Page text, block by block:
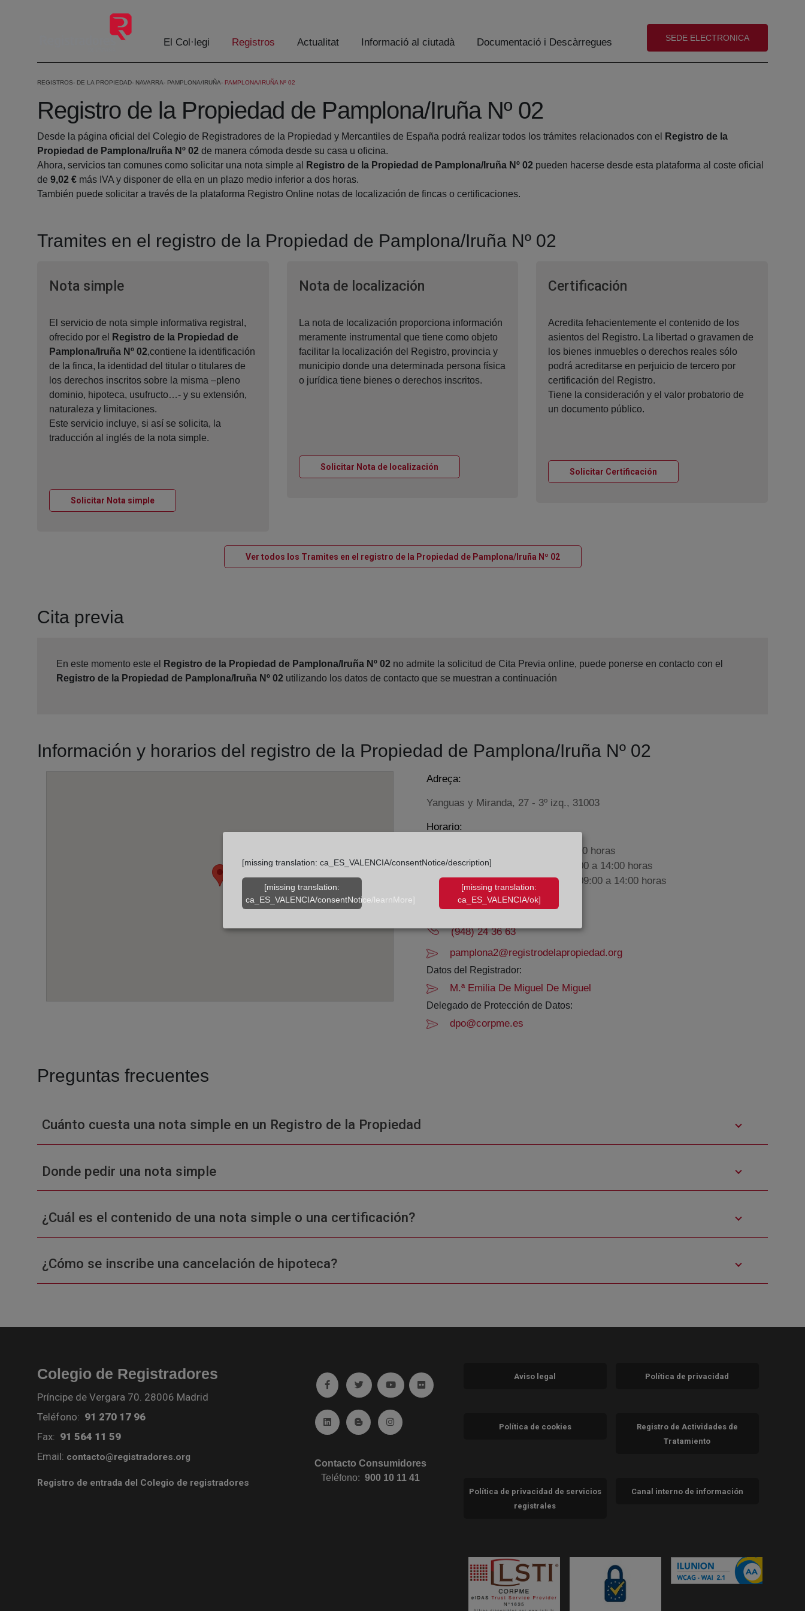
Salta al contingut principal
El Col·legi Registros Actualitat Informació al ciutadà Documentació i Descàrregues (abre en nueva ventana)
SEDE ELECTRONICA
REGISTROS DE LA PROPIEDAD NAVARRA PAMPLONA/IRUÑA PAMPLONA/IRUÑA Nº 02
Registro de la Propiedad de Pamplona/Iruña Nº 02
Desde la página oficial del Colegio de Registradores de la Propiedad y Mercantiles de España podrá realizar todos los trámites relacionados con el
Registro de la
Propiedad de Pamplona/Iruña Nº 02 de manera cómoda desde su casa u oficina.
Ahora, servicios tan comunes como solicitar una nota simple al
Registro de la Propiedad de Pamplona/Iruña Nº 02 pueden hacerse desde esta plataforma al coste oficial
de 9,02 € más IVA y disponer de ella en un plazo medio inferior a dos horas.
También puede solicitar a través de la plataforma Registro Online notas de localización de fincas o certificaciones.
Tramites en el registro de la Propiedad de Pamplona/Iruña Nº 02
Nota simpleVentana nueva
El servicio de nota simple informativa registral,
ofrecido por el
Registro de la Propiedad de
Pamplona/Iruña Nº 02,contiene la identificación
de la finca, la identidad del titular o titulares de
los derechos inscritos sobre la misma –pleno
dominio, hipoteca, usufructo…- y su extensión,
naturaleza y limitaciones.
Este servicio incluye, si así se solicita, la
traducción al inglés de la nota simple.
Solicitar Nota simpleVentana nueva
Nota de localizaciónVentana nueva
La nota de localización proporciona información
meramente instrumental que tiene como objeto
facilitar la localización del Registro, provincia y
municipio donde una determinada persona física
o jurídica tiene bienes o derechos inscritos.
Solicitar Nota de localizaciónVentana nueva
Certificación
Acredita fehacientemente el contenido de los
asientos del Registro. La libertad o gravamen de
los bienes inmuebles o derechos reales sólo
podrá acreditarse en perjuicio de tercero por
certificación del Registro.
Tiene la consideración y el valor probatorio de
un documento público.
Solicitar Certificación
Ver todos los Tramites en el registro de la Propiedad de Pamplona/Iruña Nº 02Ventana nueva
Cita previa
En este momento este el Registro de la Propiedad de Pamplona/Iruña Nº 02 no admite la solicitud de Cita Previa online, puede ponerse en contacto con el
Registro de la Propiedad de Pamplona/Iruña Nº 02 utilizando los datos de contacto que se muestran a continuación
Información y horarios del registro de la Propiedad de Pamplona/Iruña Nº 02
Adreça:
Yanguas y Miranda, 27 - 3º izq., 31003
Horario:
De lunes a viernes de 09:00 a 17:00 horas
Agosto: De lunes a viernes de 09:00 a 14:00 horas
Los días 24 y 31 de diciembre de 09:00 a 14:00 horas
(948) 24 36 63
pamplona2@registrodelapropiedad.org
Datos del Registrador:
M.ª Emilia De Miguel De Miguel
Delegado de Protección de Datos:
dpo@corpme.es
Preguntas frecuentes
Cuánto cuesta una nota simple en un Registro de la Propiedad
Donde pedir una nota simple
¿Cuál es el contenido de una nota simple o una certificación?
¿Cómo se inscribe una cancelación de hipoteca?
Colegio de Registradores
Príncipe de Vergara 70. 28006 Madrid
Teléfono: 91 270 17 96
Fax: 91 564 11 59
Email: contacto@registradores.org
Registro de entrada del Colegio de registradores
Ir a facebook (abre en ventana nueva)
Ir a twitter (abre en ventana nueva)
Ir a YouTube (abre en ventana nueva)
Ir a Flickr (abre en ventana nueva)
Ir a Linkedin (abre en ventana nueva)
Ir al Blog (abre en ventana nueva)
Ir a Instagram (abre en ventana nueva)
Contacto Consumidores
Teléfono:900 10 11 41
Aviso legal Política de privacidad
Política de cookies
Registro de Actividades de
Tratamiento
Política de privacidad de servicios
registrales
Canal interno de información
[missing translation: ca_ES_VALENCIA/consentNotice/description]
[missing translation:
ca_ES_VALENCIA/consentNotice/learnMore]
[missing translation:
ca_ES_VALENCIA/ok]